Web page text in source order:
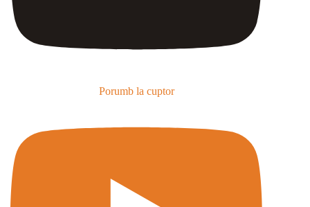
Porumb la cuptor